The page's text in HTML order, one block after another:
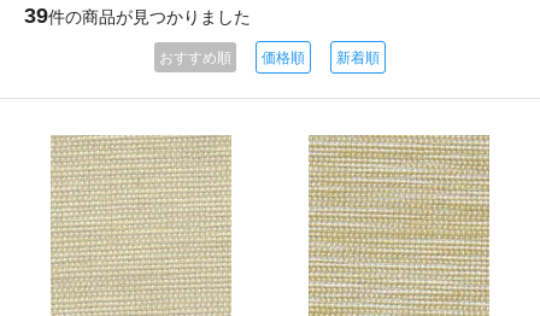
39件の商品が見つかりました
おすすめ順 価格順 新着順